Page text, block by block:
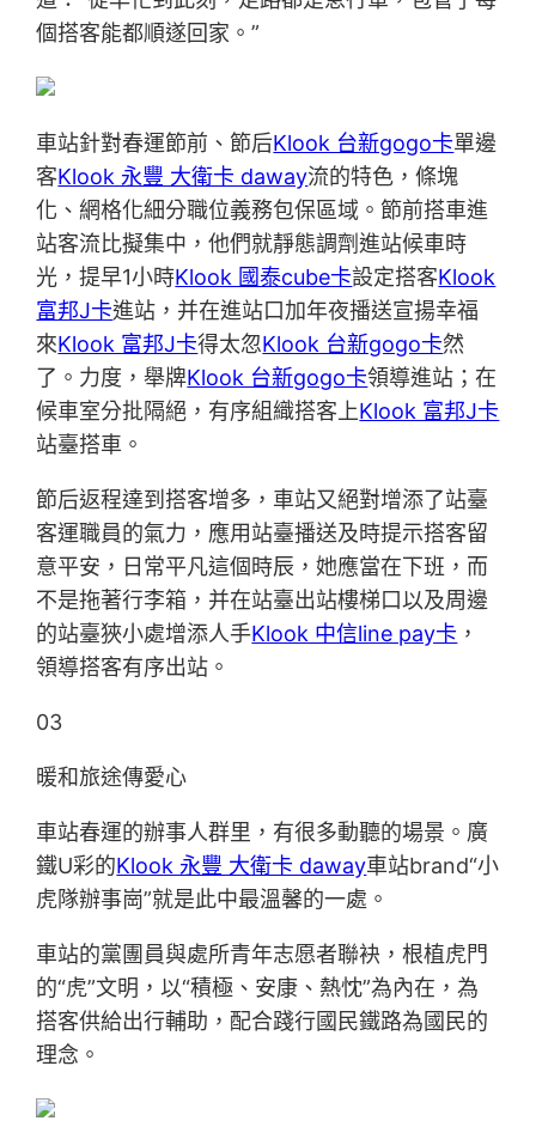
個搭客能都順遂回家。”
車站針對春運節前、節后Klook 台新gogo卡單邊
客Klook 永豐 大衛卡 daway流的特色，條塊
化、網格化細分職位義務包保區域。節前搭車進
站客流比擬集中，他們就靜態調劑進站候車時
光，提早1小時Klook 國泰cube卡設定搭客Klook
富邦J卡進站，并在進站口加年夜播送宣揚幸福
來Klook 富邦J卡得太忽Klook 台新gogo卡然
了。力度，舉牌Klook 台新gogo卡領導進站；在
候車室分批隔絕，有序組織搭客上Klook 富邦J卡
站臺搭車。
節后返程達到搭客增多，車站又絕對增添了站臺
客運職員的氣力，應用站臺播送及時提示搭客留
意平安，日常平凡這個時辰，她應當在下班，而
不是拖著行李箱，并在站臺出站樓梯口以及周邊
的站臺狹小處增添人手Klook 中信line pay卡 ，
領導搭客有序出站。
03
暖和旅途傳愛心
車站春運的辦事人群里，有很多動聽的場景。廣
鐵U彩的Klook 永豐 大衛卡 daway車站brand“小
虎隊辦事崗”就是此中最溫馨的一處。
車站的黨團員與處所青年志愿者聯袂，根植虎門
的“虎”文明，以“積極、安康、熱忱”為內在，為
搭客供給出行輔助，配合踐行國民鐵路為國民的
理念。